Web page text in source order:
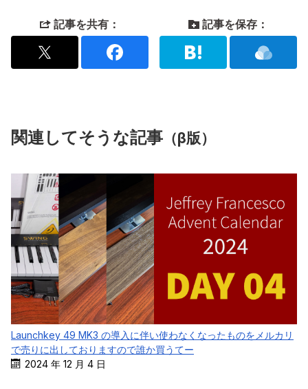
記事を共有： 記事を保存：
関連してそうな記事 （β版）
Launchkey 49 MK3 の導入に伴い使わなくなったものをメルカリ
で売りに出しておりますので誰か買うてー
2024 年 12 月 4 日